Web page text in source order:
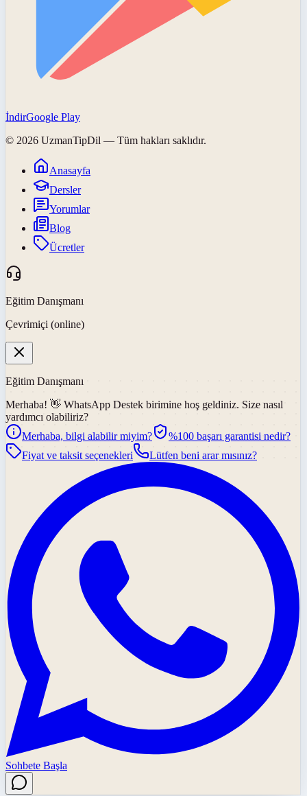
İndirGoogle Play
© 2026 UzmanTipDil — Tüm hakları saklıdır.
Anasayfa
Dersler
Yorumlar
Blog
Ücretler
Eğitim Danışmanı
Çevrimiçi (online)
Eğitim Danışmanı
Merhaba! 👋 WhatsApp Destek birimine hoş geldiniz. Size nasıl
yardımcı olabiliriz?
Merhaba, bilgi alabilir miyim?
%100 başarı garantisi nedir?
Fiyat ve taksit seçenekleri
Lütfen beni arar mısınız?
Sohbete Başla